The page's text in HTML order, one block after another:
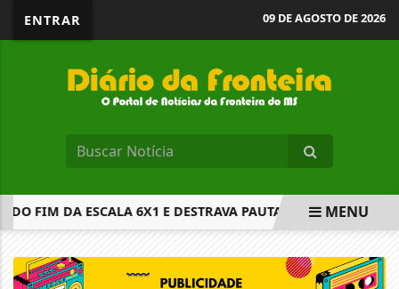
ENTRAR 09 DE AGOSTO DE 2026
FIM DA ESCALA 6X1 E DESTRAVA PAUTA COMISSÃO
MENU